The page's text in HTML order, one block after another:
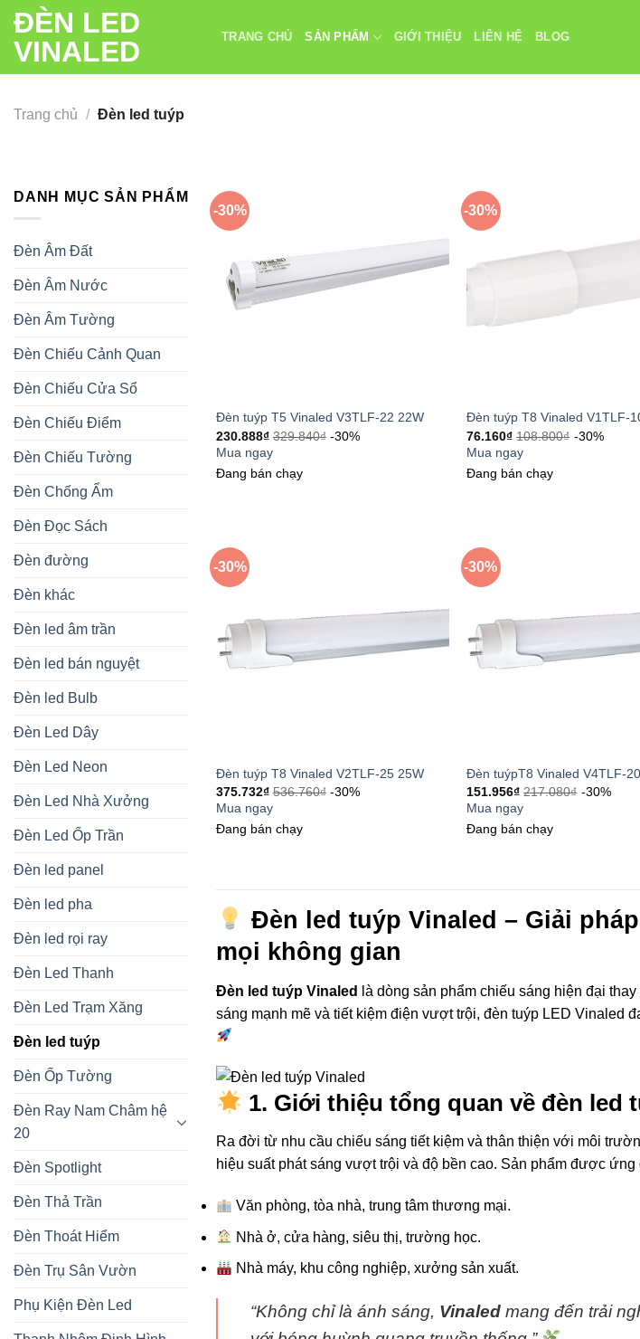
Chuyển
đến
nội
dung
ĐÈN LED
VINALED
TRANG CHỦ SẢN PHẨM GIỚI THIỆU LIÊN HỆ BLOG
Trang chủ / Đèn led tuýp
DANH MỤC SẢN PHẨM
Đèn Âm Đất
Đèn Âm Nước
Đèn Âm Tường
Đèn Chiếu Cảnh Quan
Đèn Chiếu Cửa Sổ
Đèn Chiếu Điểm
Đèn Chiếu Tường
Đèn Chống Ẩm
Đèn Đọc Sách
Đèn đường
Đèn khác
Đèn led âm trần
Đèn led bán nguyệt
Đèn led Bulb
Đèn Led Dây
Đèn Led Neon
Đèn Led Nhà Xưởng
Đèn Led Ốp Trần
Đèn led panel
Đèn led pha
Đèn led rọi ray
Đèn Led Thanh
Đèn Led Trạm Xăng
Đèn led tuýp
Đèn Ốp Tường
Đèn Ray Nam Châm hệ
20
Đèn Spotlight
Đèn Thả Trần
Đèn Thoát Hiểm
Đèn Trụ Sân Vườn
Phụ Kiện Đèn Led
-30%
Đèn tuýp T5 Vinaled V3TLF-22 22W
230.888₫ 329.840₫ -30%
Mua ngay
Đang bán chạy
-30%
Đèn tuýp T8 Vinaled V1TLF-
76.160₫ 108.800₫ -30%
Mua ngay
Đang bán chạy
-30%
Đèn tuýp T8 Vinaled V2TLF-25 25W
375.732₫ 536.760₫ -30%
Mua ngay
Đang bán chạy
-30%
Đèn tuýpT8 Vinaled V4TLF-
151.956₫ 217.080₫ -30%
Mua ngay
Đang bán chạy
Đèn led tuýp Vinaled – Giải
mọi không gian
Đèn led tuýp Vinaled
là dòng sản phẩm chiếu sáng hiện đại
sáng mạnh mẽ và tiết kiệm điện vượt trội, đèn tuýp LED Vinaled
1. Giới thiệu tổng quan về đèn led
Ra đời từ nhu cầu chiếu sáng tiết kiệm và thân thiện với môi
hiệu suất phát sáng vượt trội và độ bền cao. Sản phẩm được ứng
Văn phòng, tòa nhà, trung tâm thương mại.
Nhà ở, cửa hàng, siêu thị, trường học.
Nhà máy, khu công nghiệp, xưởng sản xuất.
“Không chỉ là ánh sáng, Vinaled mang đến trải